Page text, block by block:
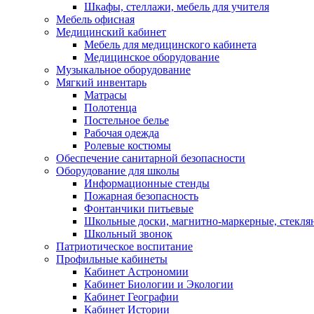
Шкафы, стеллажи, мебель для учителя
Мебель офисная
Медицинский кабинет
Мебель для медицинского кабинета
Медицинское оборудование
Музыкальное оборудование
Мягкий инвентарь
Матрасы
Полотенца
Постельное белье
Рабочая одежда
Ролевые костюмы
Обеспечение санитарной безопасности
Оборудование для школы
Информационные стенды
Пожарная безопасность
Фонтанчики питьевые
Школьные доски, магнитно-маркерные,
Школьный звонок
Патриотическое воспитание
Профильные кабинеты
Кабинет Астрономии
Кабинет Биологии и Экологии
Кабинет Географии
Кабинет Истории